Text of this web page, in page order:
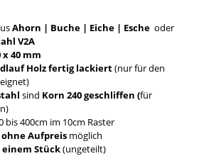
Ahorn | Buche | Eiche | Esche oder
V2A
40 mm
Holz fertig lackiert(nur für den
sind Korn 240 geschliffen (für
bis 400cm im 10cm Raster
ohne Aufpreis möglich
einem Stück(ungeteilt)